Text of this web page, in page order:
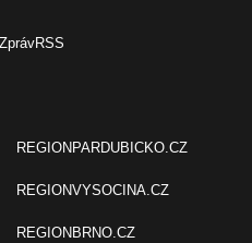
RSS
REGIONPARDUBICKO.CZ
REGIONVYSOCINA.CZ
REGIONBRNO.CZ